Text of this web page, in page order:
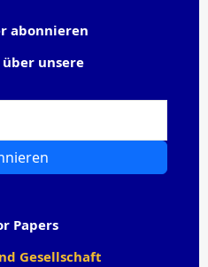
abonnieren
unsere
Papers
Gesellschaft